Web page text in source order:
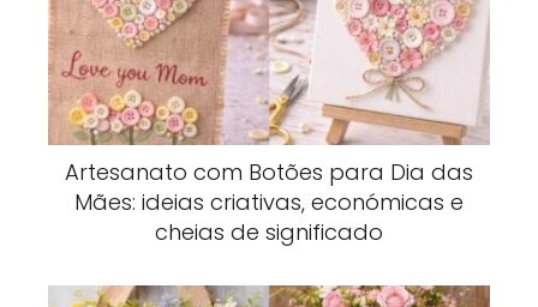
Artesanato com Botões para Dia das
Mães: ideias criativas, económicas e
cheias de significado